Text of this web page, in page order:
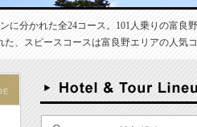
に分かれた全24コース。101人乗りの富
、スピースコースは富良野エリアの人気